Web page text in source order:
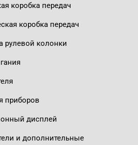
коробка передач
коробка передач
рулевой колонки
приборов
дисплей
и дополнительные